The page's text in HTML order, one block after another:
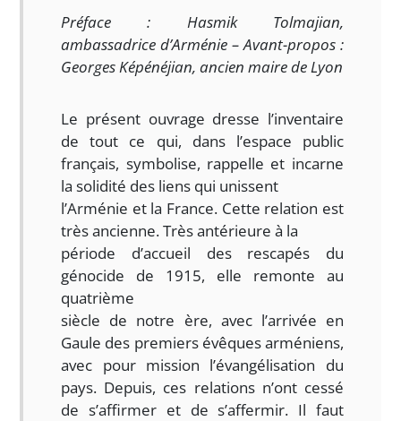
Préface : Hasmik Tolmajian,
ambassadrice d’Arménie – Avant-propos :
Georges Képénéjian, ancien maire de Lyon
Le présent ouvrage dresse l’inventaire
de tout ce qui, dans l’espace public
français, symbolise, rappelle et incarne
la solidité des liens qui unissent
l’Arménie et la France. Cette relation est
très ancienne. Très antérieure à la
période d’accueil des rescapés du
génocide de 1915, elle remonte au
quatrième
siècle de notre ère, avec l’arrivée en
Gaule des premiers évêques arméniens,
avec pour mission l’évangélisation du
pays. Depuis, ces relations n’ont cessé
de s’affirmer et de s’affermir. Il faut